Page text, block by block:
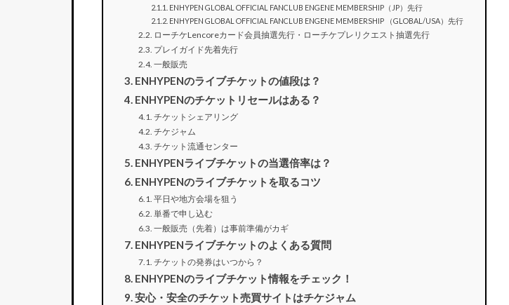
ENHYPEN GLOBAL OFFICIAL FANCLUB ENGENE MEMBERSHIP（JP）先行
ENHYPEN GLOBAL OFFICIAL FANCLUB ENGENE MEMBERSHIP （GLOBAL/USA）先行
ローチケLencoreカード会員抽選先行・ローチケプレリクエスト抽選先行
プレイガイド先着先行
一般販売
ENHYPENのライブチケットの値段は？
ENHYPENのチケットリセールはある？
チケットシェアリング
チケジャム
チケット流通センター
ENHYPENライブチケットの当選倍率は？
ENHYPENのライブチケットを取るコツ
平日や地方会場を狙う
単番で申し込む
一般販売（先着）は事前準備がカギ
ENHYPENライブチケットのよくある質問
チケットの発券はいつから？
ENHYPENのライブチケット情報をチェック！
安心・安全のチケット売買サイトはチケジャム